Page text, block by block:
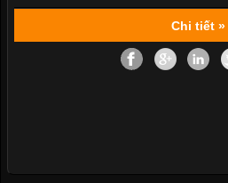
Chi tiết »